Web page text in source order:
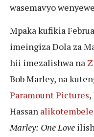
wasemavyo
Mpaka kufikia
imeingiza Dola za
hii imezalishwa na
Bob Marley, na
Paramount Pictures,
Hassan
Marley: One Love